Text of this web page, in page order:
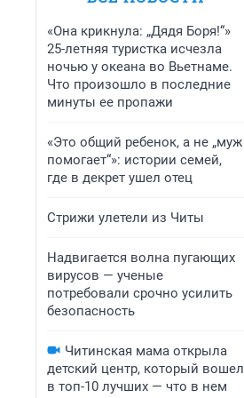
«Она крикнула: „Дядя Боря!“»
25-летняя туристка исчезла
ночью у океана во Вьетнаме.
Что произошло в последние
минуты ее пропажи
«Это общий ребенок, а не „муж
помогает“»: истории семей,
где в декрет ушел отец
Стрижи улетели из Читы
Надвигается волна пугающих
вирусов — ученые
потребовали срочно усилить
безопасность
Читинская мама открыла
детский центр, который вошел
в топ-10 лучших — что в нем